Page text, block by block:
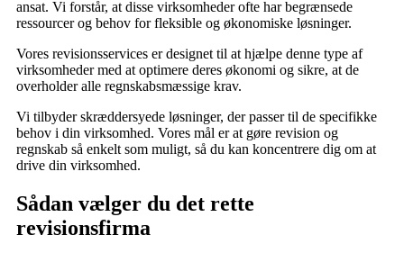
ansat. Vi forstår, at disse virksomheder ofte har begrænsede
ressourcer og behov for fleksible og økonomiske løsninger.
Vores revisionsservices er designet til at hjælpe denne type af
virksomheder med at optimere deres økonomi og sikre, at de
overholder alle regnskabsmæssige krav.
Vi tilbyder skræddersyede løsninger, der passer til de specifikke
behov i din virksomhed. Vores mål er at gøre revision og
regnskab så enkelt som muligt, så du kan koncentrere dig om at
drive din virksomhed.
Sådan vælger du det rette
revisionsfirma